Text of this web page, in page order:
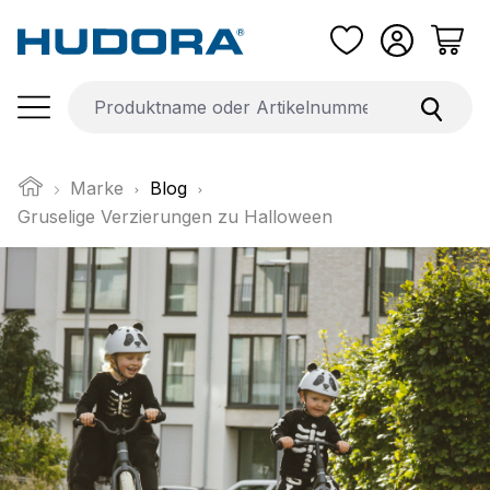
Zum Hauptinhalt springen
Marke
Blog
Gruselige Verzierungen zu Halloween